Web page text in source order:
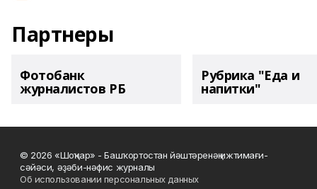
Партнеры
Фотобанк
журналистов РБ
Рубрика "Еда и
напитки"
© 2026 «Шоңҡар» - Башҡортостан йәштәренәң ижтимағи-
сәйәси, әҙәби-нәфис журналы
Об использовании персональных данных